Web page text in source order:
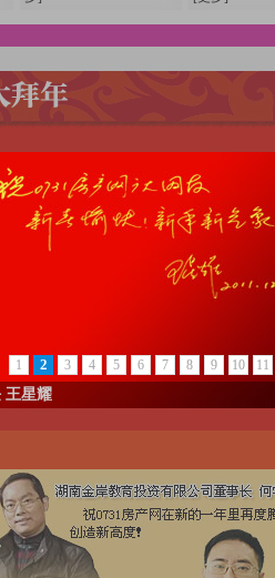
从今年的市场来看，总体比较健
与去年相比有一定的增长，全年
30.89%。所以，从投资可以看
减少，但不会减少很多，从前11
米。二手房成交与去年相比，也
363.61万平方米，同比减少
一个比较健康的状态。
为什么说它健康呢？研究中心
看，前11个月中有6个月是处于
指数来看的。
另外，房地产市场景气指数是依
场、房地产金融信贷、房地产市
感谢陈主任的分享。年关将至
还息等各种压力下或许难以度过
[肖密君]
我主要讲讲今年上半年的具体工
两栋，当初我们的建议是前一栋
1 2 3 4 5 6 7 8 9 10 11
王星耀